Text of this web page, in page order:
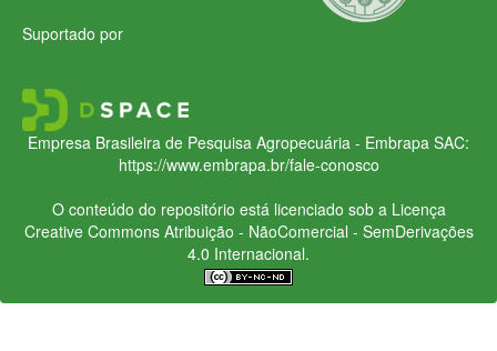
Suportado por
Empresa Brasileira de Pesquisa Agropecuária - Embrapa SAC:
https://www.embrapa.br/fale-conosco
O conteúdo do repositório está licenciado sob a Licença
Creative CommonsAtribuição - NãoComercial - SemDerivações
4.0 Internacional.